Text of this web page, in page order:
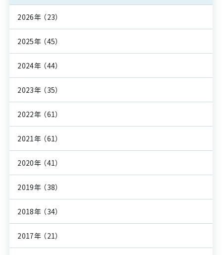
2026年 （23）
2025年 （45）
2024年 （44）
2023年 （35）
2022年 （61）
2021年 （61）
2020年 （41）
2019年 （38）
2018年 （34）
2017年 （21）